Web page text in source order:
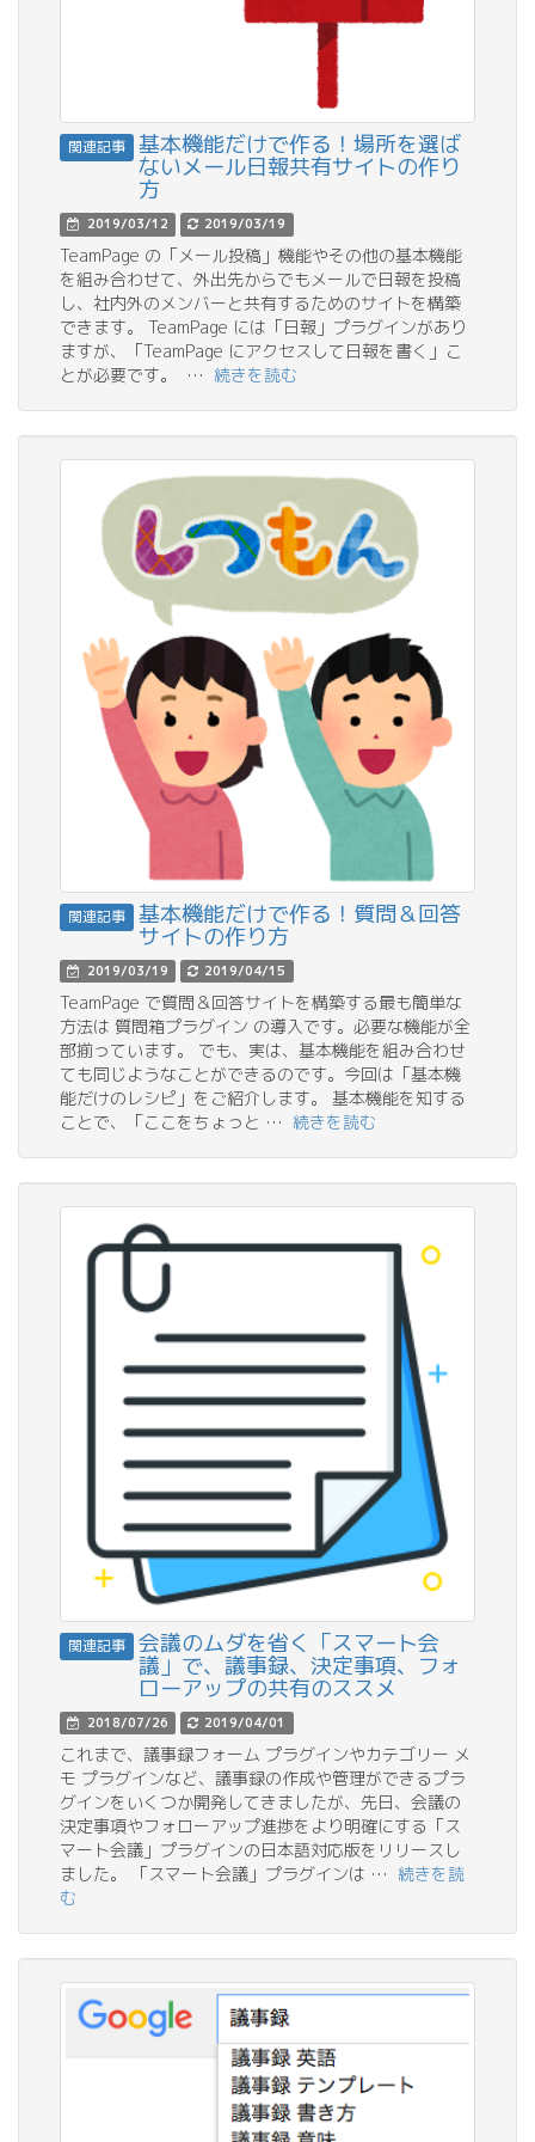
関連記事 基本機能だけで作る！場所を選ば
ないメール日報共有サイトの作り
方
2019/03/12 2019/03/19
TeamPage の「メール投稿」機能やその他の基本機能
を組み合わせて、外出先からでもメールで日報を投稿
し、社内外のメンバーと共有するためのサイトを構築
できます。 TeamPage には「日報」プラグインがあり
ますが、「TeamPage にアクセスして日報を書く」こ
とが必要です。 … 続きを読む
関連記事 基本機能だけで作る！質問＆回答
サイトの作り方
2019/03/19 2019/04/15
TeamPage で質問＆回答サイトを構築する最も簡単な
方法は 質問箱プラグイン の導入です。必要な機能が全
部揃っています。 でも、実は、基本機能を組み合わせ
ても同じようなことができるのです。今回は「基本機
能だけのレシピ」をご紹介します。 基本機能を知する
ことで、「ここをちょっと … 続きを読む
関連記事 会議のムダを省く「スマート会
議」で、議事録、決定事項、フォ
ローアップの共有のススメ
2018/07/26 2019/04/01
これまで、議事録フォーム プラグインやカテゴリー メ
モ プラグインなど、議事録の作成や管理ができるプラ
グインをいくつか開発してきましたが、先日、会議の
決定事項やフォローアップ進捗をより明確にする「ス
マート会議」プラグインの日本語対応版をリリースし
ました。 「スマート会議」プラグインは … 続きを読
む